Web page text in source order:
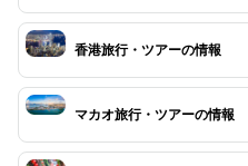
香港旅行・ツアーの情報
マカオ旅行・ツアーの情報